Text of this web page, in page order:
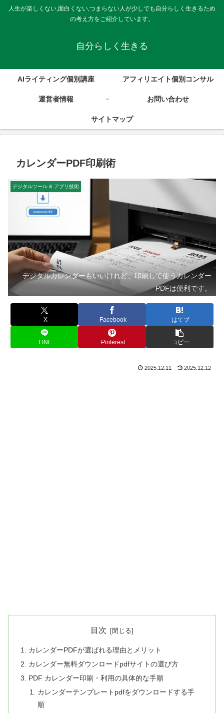
人生が楽しくない,面白くない,つまらない人が少しでも自分らしく生きるため
の考え方をご紹介しています。
自分らしく生きる
AIライティング個別講座 アフィリエイト個別コンサル
運営者情報 お問い合わせ
サイトマップ
カレンダーPDF印刷術
デジタルツール & アプリ技術
デジタルカレンダーもいいけれど、印刷して使うカレンダー
PDFは便利です。
X Facebook はてブ
LINE Pinterest コピー
2025.12.11 2025.12.12
目次
カレンダーPDFが選ばれる理由とメリット
カレンダー無料ダウンロードpdfサイトの選び方
PDF カレンダー印刷・利用の具体的な手順
カレンダーテンプレートpdfをダウンロードする手
順